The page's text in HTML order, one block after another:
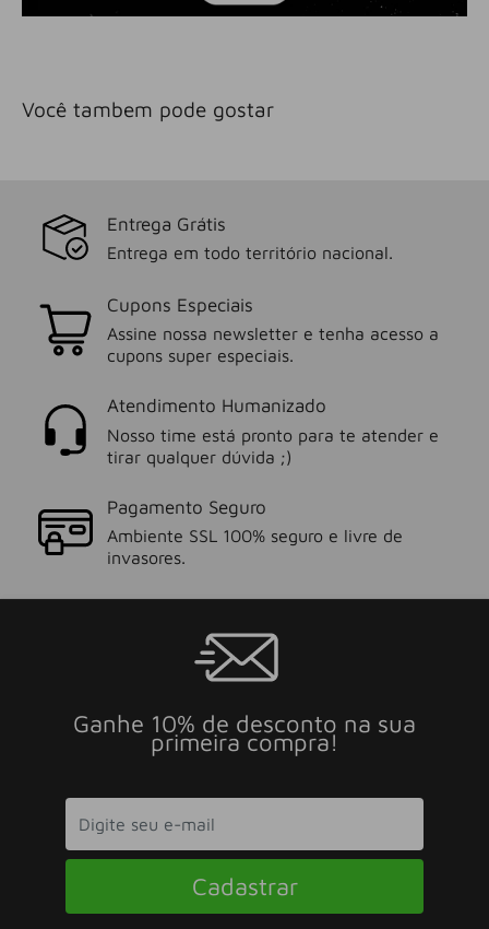
Você tambem pode gostar
Entrega Grátis
Entrega em todo território nacional.
Cupons Especiais
Assine nossa newsletter e tenha acesso a
cupons super especiais.
Atendimento Humanizado
Nosso time está pronto para te atender e
tirar qualquer dúvida ;)
Pagamento Seguro
Ambiente SSL 100% seguro e livre de
invasores.
Ganhe 10% de desconto na sua
primeira compra!
Cadastrar